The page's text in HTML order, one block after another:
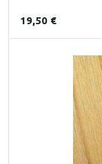
19,50 €